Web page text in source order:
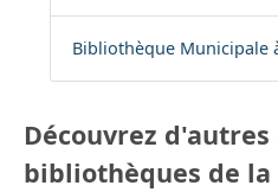
Bibliothèque Municipale
Découvrez
bibliothèques de